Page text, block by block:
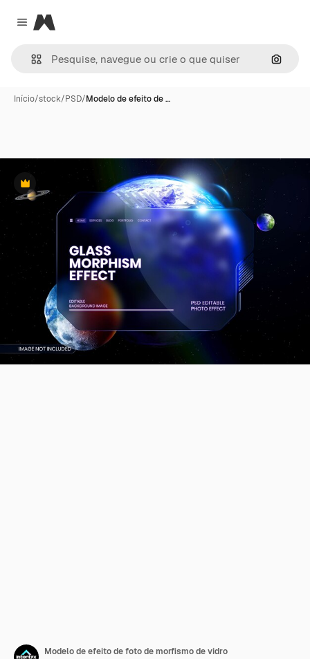
Close menu
Magnific
Início/stock/PSD/Modelo de efeito de …
Premium
Modelo de efeito de foto de morfismo de vidro